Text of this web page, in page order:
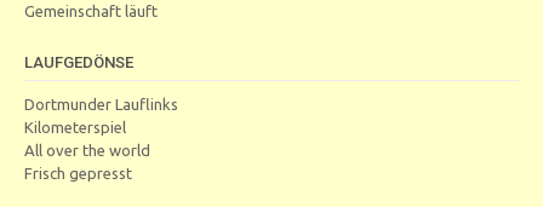
Gemeinschaft läuft
LAUFGEDÖNSE
Dortmunder Lauflinks
Kilometerspiel
All over the world
Frisch gepresst